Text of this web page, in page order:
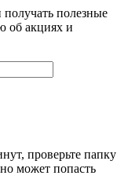
полезные
об акциях и
проверьте папку
может попасть